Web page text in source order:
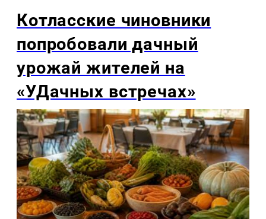
Котласские чиновники
попробовали дачный
урожай жителей на
«УДачных встречах»